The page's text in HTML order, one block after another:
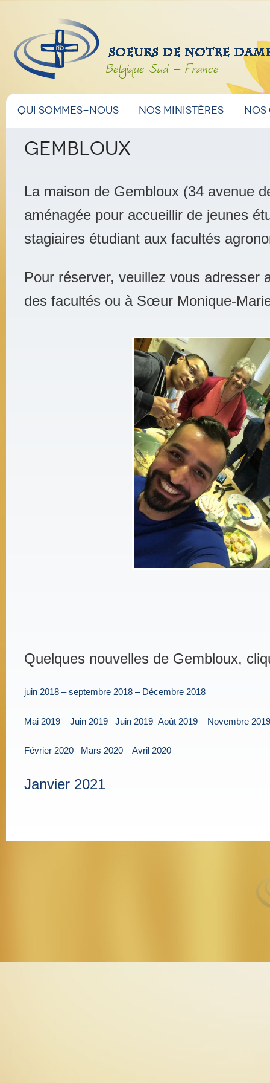
Belgique Sud – France
Menu
principal
Aller
principal
Aller
secondaire
Qui sommes-nous Nos ministères
Gembloux
La maison de Gembloux (34 avenue
aménagée pour accueillir de jeunes
stagiaires étudiant aux facultés
Pour réserver, veuillez vous adresser
des facultés ou à Sœur Monique-
Quelques nouvelles de Gembloux,
juin 2018 –septembre 2018 – Décembre 2018
Mai 2019 –Juin 2019 –Juin 2019–Août 2019 – Novembre 2019
Février 2020 –Mars 2020 –Avril 2020
Janvier 2021